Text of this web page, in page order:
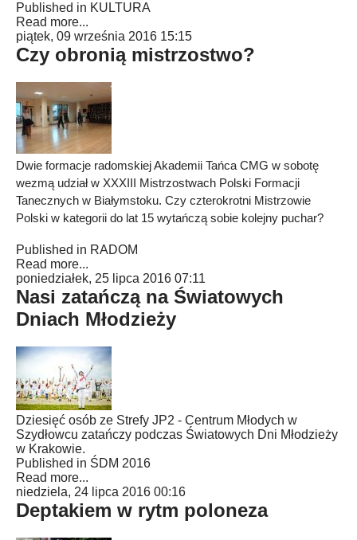
Published in KULTURA
Read more...
piątek, 09 września 2016 15:15
Czy obronią mistrzostwo?
Dwie formacje radomskiej Akademii Tańca CMG w sobotę
wezmą udział w XXXIII Mistrzostwach Polski Formacji
Tanecznych w Białymstoku. Czy czterokrotni Mistrzowie
Polski w kategorii do lat 15 wytańczą sobie kolejny puchar?
Published in RADOM
Read more...
poniedziałek, 25 lipca 2016 07:11
Nasi zatańczą na Światowych
Dniach Młodzieży
Dziesięć osób ze Strefy JP2 - Centrum Młodych w
Szydłowcu zatańczy podczas Światowych Dni Młodzieży
w Krakowie.
Published in ŚDM 2016
Read more...
niedziela, 24 lipca 2016 00:16
Deptakiem w rytm poloneza